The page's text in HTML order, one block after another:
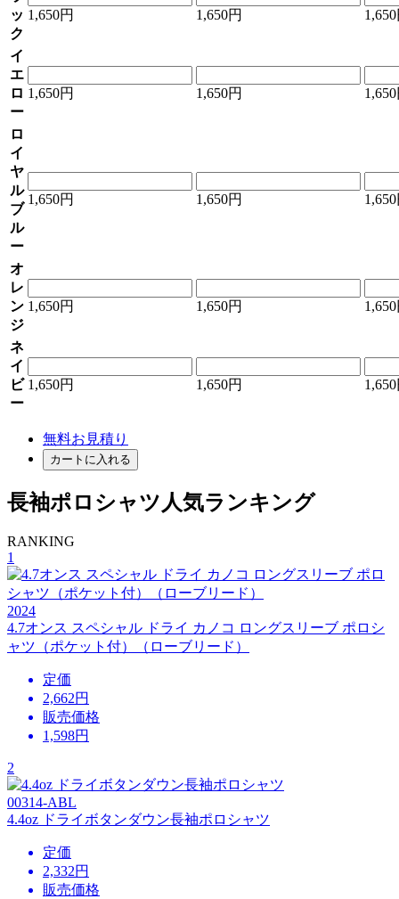
ッ
ク
1,650円 1,650円
イ
エ
ロ
ー
1,650円 1,650円
ロ
イ
ヤ
ル
ブ
ル
ー
1,650円 1,650円
オ
レ
ン
ジ
1,650円 1,650円
ネ
イ
ビ
ー
1,650円 1,650円
無料お見積り
カートに入れる
長袖ポロシャツ人気ランキング
RANKING
1
2024
4.7オンス スペシャル ドライ カノコ ロングスリーブ ポロシ
ャツ（ポケット付）（ローブリード）
定価
2,662円
販売価格
1,598円
2
00314-ABL
4.4oz ドライボタンダウン長袖ポロシャツ
定価
2,332円
販売価格